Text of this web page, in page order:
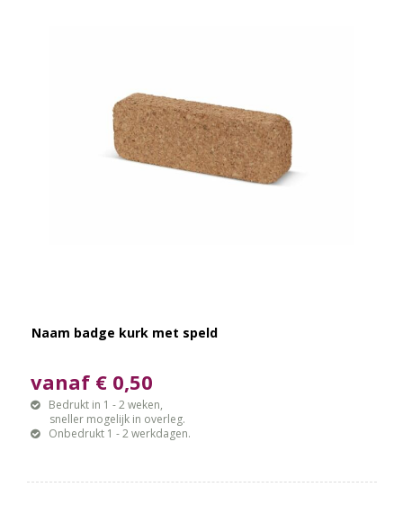
Naam badge kurk met speld
vanaf € 0,50
Bedrukt in 1 - 2 weken,
sneller mogelijk in overleg.
Onbedrukt 1 - 2 werkdagen.